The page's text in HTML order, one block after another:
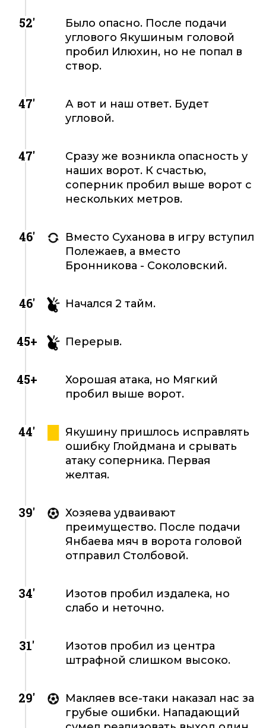
52'
Было опасно. После подачи
углового Якушиным головой
пробил Илюхин, но не попал в
створ.
47'
А вот и наш ответ. Будет
угловой.
47'
Сразу же возникла опасность у
наших ворот. К счастью,
соперник пробил выше ворот с
нескольких метров.
46'
Вместо Суханова в игру вступил
Полежаев, а вместо
Бронникова - Соколовский.
46' Начался 2 тайм.
45+ Перерыв.
45+
Хорошая атака, но Мягкий
пробил выше ворот.
44'
Якушину пришлось исправлять
ошибку Глойдмана и срывать
атаку соперника. Первая
желтая.
39'
Хозяева удваивают
преимущество. После подачи
Янбаева мяч в ворота головой
отправил Столбовой.
34'
Изотов пробил издалека, но
слабо и неточно.
31'
Изотов пробил из центра
штрафной слишком высоко.
29'
Макляев все-таки наказал нас за
грубые ошибки. Нападающий